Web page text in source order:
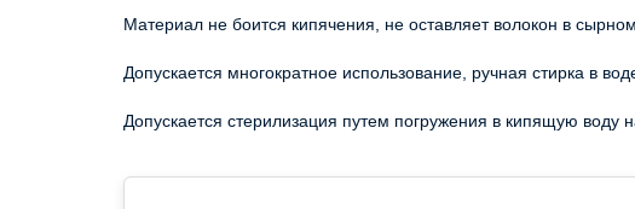
Материал не боится кипячения, не оставляет волокон в
Допускается многократное использование, ручная стирка в
Допускается стерилизация путем погружения в кипящую воду